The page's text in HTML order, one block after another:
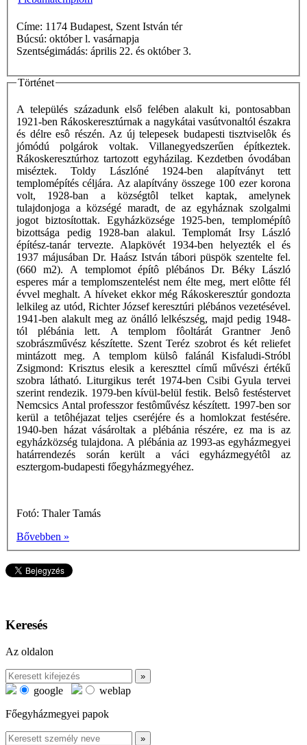
Címe: 1174 Budapest, Szent István tér
Búcsú: október l. vasárnapja
Szentségimádás: április 22. és október 3.
Történet
A település századunk első felében alakult ki, pontosabban
1921-ben Rákoskeresztúrnak a nagykátai vasútvonaltól északra
és délre esô részén. Az új telepesek budapesti tisztviselôk és
jómódú polgárok voltak. Villanegyedszerűen építkeztek.
Rákoskeresztúrhoz tartozott egyházilag. Kezdetben óvodában
miséztek. Toldy Lászlóné 1924-ben alapítványt tett
templomépítés céljára. Az alapítvány összege 100 ezer korona
volt, 1928-ban a községtôl telket kaptak, amelynek
tulajdonjoga a községé maradt, de az egyháznak szolgalmi
jogot biztosítottak. Egyházközsége 1925-ben, templomépítô
bizottsága pedig 1928-ban alakul. Templomát Irsy László
építész-tanár tervezte. Alapkövét 1934-ben helyezték el és
1937 májusában Dr. Haász István tábori püspök szentelte fel.
(660 m2). A templomot építô plébános Dr. Béky László
esperes már a templomszentelést nem élte meg, mert elôtte fél
évvel meghalt. A híveket ekkor még Rákoskeresztúr gondozta
lelkileg az utód, Richter József keresztúri plébános vezetésével.
1941-ben alakult meg az önálló lelkészség, majd pedig 1948-
tól plébánia lett. A templom fôoltárát Grantner Jenô
szobrászművész készítette. Szent Teréz szobrot és két reliefet
mintázott meg. A templom külsô falánál Kisfaludi-Stróbl
Zsigmond: Krisztus elesik a kereszttel című művészi értékű
szobra látható. Liturgikus terét 1974-ben Csibi Gyula tervei
szerint rendezik. 1979-ben kívül-belül festik. Belsô festéstervet
Nemcsics Antal professzor festôművész készített. 1997-ben sor
kerül a tetôhéjazat teljes cseréjére és a homlokzat festésére.
1940-ben házat vásároltak a plébánia részére, ez ma is az
egyházközség tulajdona. A plébánia az 1993-as egyházmegyei
határrendezés során került a váci egyházmegyétôl az
esztergom-budapesti főegyházmegyéhez.
Fotó: Thaler Tamás
Bővebben »
Keresés
Az oldalon
google
weblap
Főegyházmegyei papok